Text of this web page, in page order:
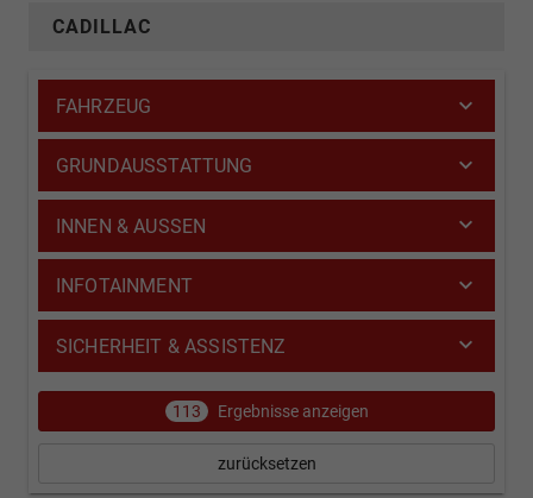
CADILLAC
FAHRZEUG
GRUNDAUSSTATTUNG
INNEN & AUSSEN
INFOTAINMENT
SICHERHEIT & ASSISTENZ
113 Ergebnisse anzeigen
zurücksetzen